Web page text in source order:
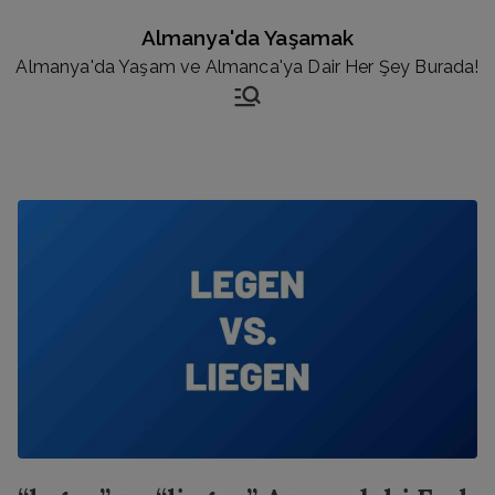
Almanya'da Yaşamak
Almanya'da Yaşam ve Almanca'ya Dair Her Şey Burada!